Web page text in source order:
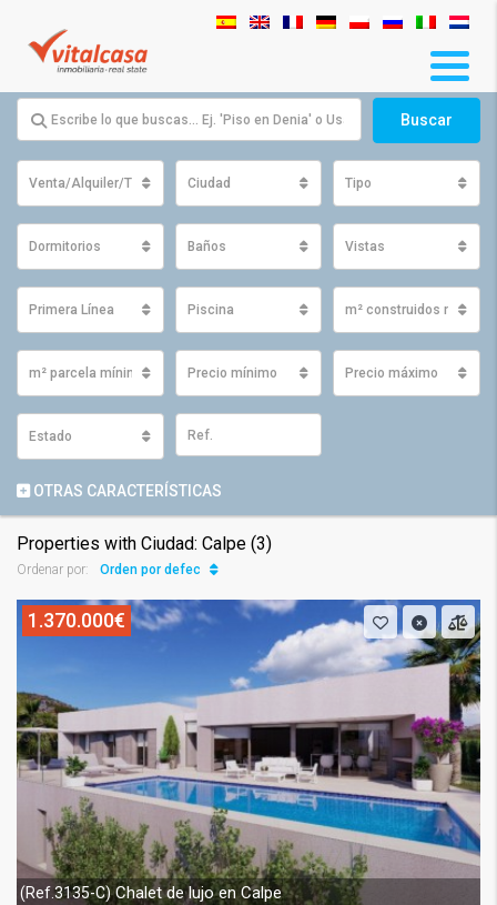
Buscar
Venta/Alquiler/Traspaso Ciudad Tipo
Dormitorios Baños Vistas
Primera Línea Piscina m² construidos
m² parcela mínimos Precio mínimo Precio máximo
Estado
OTRAS CARACTERÍSTICAS
Properties with Ciudad: Calpe (3)
Ordenar por: Orden por defecto
1.370.000€
(Ref.3135-C)Chalet de lujo en Calpe